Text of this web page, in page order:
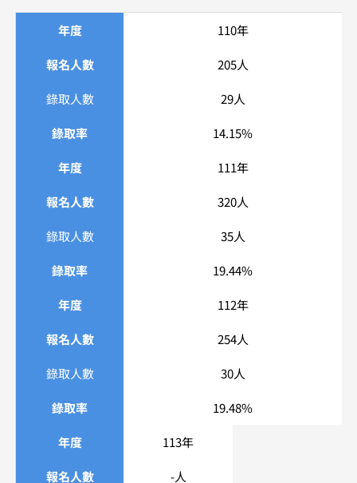
年度 110年
報名人數 205人
錄取人數 29人
錄取率 14.15%
年度 111年
報名人數 320人
錄取人數 35人
錄取率 19.44%
年度 112年
報名人數 254人
錄取人數 30人
錄取率 19.48%
年度 113年
報名人數 -人